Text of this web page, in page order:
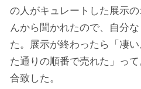
の人がキュレートした展示
んから聞かれたので、自分
た。展示が終わったら「凄
た通りの順番で売れた」っ
合致した。